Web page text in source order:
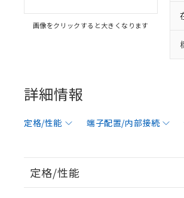
画像をクリックすると大きくなります
詳細情報
定格/性能 端子配置/内部接続
定格/性能